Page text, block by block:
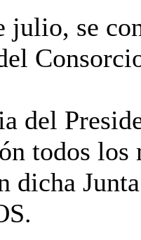
julio, se
del
todos
dicha